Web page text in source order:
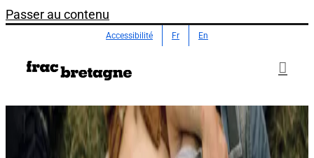
Passer au contenu
Accessibilité Fr En